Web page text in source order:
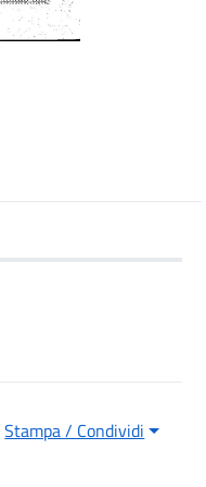
Stampa / Condividi